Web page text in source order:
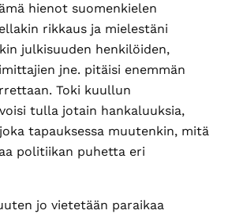
hienot suomenkielen
rikkaus ja mielestäni
julkisuuden henkilöiden,
jne. pitäisi enemmän
Toki kuullun
tulla jotain hankaluuksia,
tapauksessa muutenkin, mitä
politiikan puhetta eri
jo vietetään paraikaa